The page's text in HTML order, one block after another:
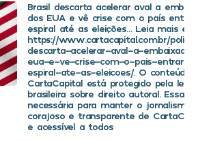
Brasil descarta acelerar aval a
dos EUA e vê crise com o país
espiral até as eleições… Leia mais em
https://www.cartacapital.com.br/
descarta-acelerar-aval-a-
eua-e-ve-crise-com-o-pais-entrar-
espiral-ate-as-eleicoes/. O conteúdo
CartaCapital está protegido pela
brasileira sobre direito autoral. Essa
necessária para manter o jornalismo
corajoso e transparente de
e acessível a todos